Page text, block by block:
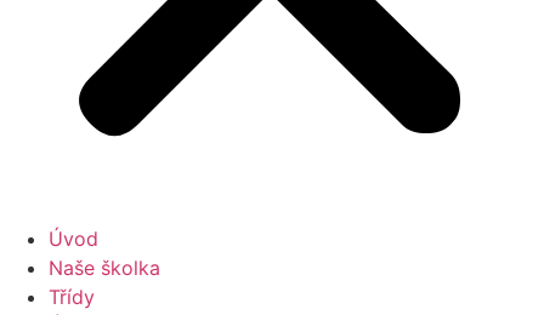
Úvod
Naše školka
Třídy